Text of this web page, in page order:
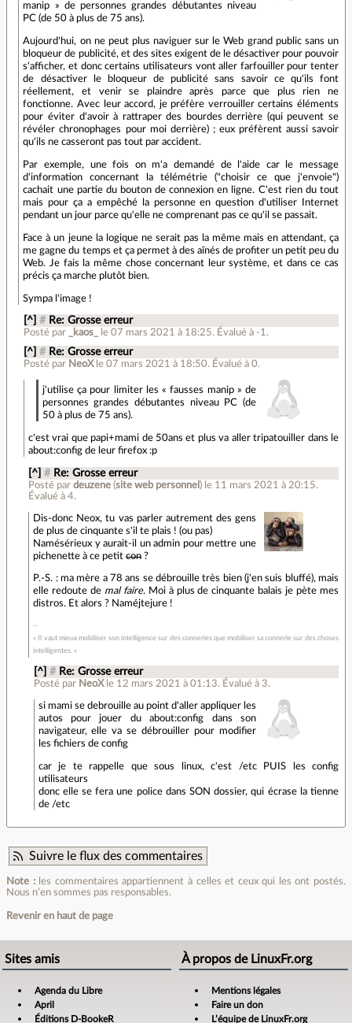
manip » de personnes grandes débutantes niveau
PC (de 50 à plus de 75 ans).
Aujourd'hui, on ne peut plus naviguer sur le Web grand public sans un
bloqueur de publicité, et des sites exigent de le désactiver pour pouvoir
s'afficher, et donc certains utilisateurs vont aller farfouiller pour tenter
de désactiver le bloqueur de publicité sans savoir ce qu'ils font
réellement, et venir se plaindre après parce que plus rien ne
fonctionne. Avec leur accord, je préfère verrouiller certains éléments
pour éviter d'avoir à rattraper des bourdes derrière (qui peuvent se
révéler chronophages pour moi derrière) ; eux préfèrent aussi savoir
qu'ils ne casseront pas tout par accident.
Par exemple, une fois on m'a demandé de l'aide car le message
d'information concernant la télémétrie ("choisir ce que j'envoie")
cachait une partie du bouton de connexion en ligne. C'est rien du tout
mais pour ça a empêché la personne en question d'utiliser Internet
pendant un jour parce qu'elle ne comprenant pas ce qu'il se passait.
Face à un jeune la logique ne serait pas la même mais en attendant, ça
me gagne du temps et ça permet à des aînés de profiter un petit peu du
Web. Je fais la même chose concernant leur système, et dans ce cas
précis ça marche plutôt bien.
Sympa l'image !
[^] # Re: Grosse erreur
Posté par _kaos_ le 07 mars 2021 à 18:25. Évalué à -1 .
[^] # Re: Grosse erreur
Posté par NeoX le 07 mars 2021 à 18:50. Évalué à 0.
j'utilise ça pour limiter les « fausses manip » de
personnes grandes débutantes niveau PC (de
50 à plus de 75 ans).
c'est vrai que papi+mami de 50ans et plus va aller tripatouiller dans le
about:config de leur firefox :p
[^] # Re: Grosse erreur
Posté pardeuzene (site web personnel ) le 11 mars 2021 à 20:15.
Évalué à4.
Dis-donc Neox, tu vas parler autrement des gens
de plus de cinquante s'il te plais ! (ou pas)
Namésérieux y aurait-il un admin pour mettre une
pichenette à ce petitcon?
P.-S. : ma mère a 78 ans se débrouille très bien (j'en suis bluffé), mais
elle redoute de mal faire. Moi à plus de cinquante balais je pète mes
distros. Et alors ? Naméjtejure !
« Il vaut mieux mobiliser son intelligence sur des conneries que mobiliser sa connerie sur des choses
intelligentes. »
[^] # Re: Grosse erreur
Posté par NeoX le 12 mars 2021 à 01:13. Évalué à 3.
si mami se debrouille au point d'aller appliquer les
autos pour jouer du about:config dans son
navigateur, elle va se débrouiller pour modifier
les fichiers de config
car je te rappelle que sous linux, c'est /etc PUIS les config
utilisateurs
donc elle se fera une police dans SON dossier, qui écrase la tienne
de /etc
Suivre le flux des commentaires
Note :les commentaires appartiennent à celles et ceux qui les ont postés.
Nous n’en sommes pas responsables.
Revenir en haut de page
Sites amis
Agenda du Libre
April
Éditions D-BookeR
À propos de LinuxFr.org
Mentions légales
Faire un don
L’équipe de LinuxFr.org